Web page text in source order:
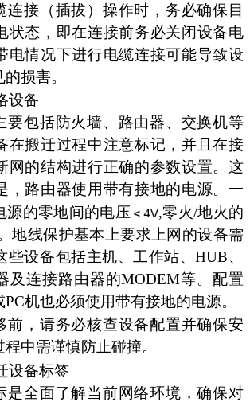
连接（插拔）操作时，务必确保目
状态，即在连接前务必关闭设备电
电情况下进行电缆连接可能导致设
损害。
设备
要包括防火墙、路由器、交换机等
在搬迁过程中注意标记，并且在接
网的结构进行正确的参数设置。这
，路由器使用带有接地的电源。一
源的零地间的电压
,零火/地火的
地线保护基本上要求上网的设备需
些设备包括主机、工作站、HUB、
及连接路由器的MODEM等。配置
机也必须使用带有接地的电源。
前，请务必核查设备配置并确保安
中需谨慎防止碰撞。
设备标签
是全面了解当前网络环境，确保对